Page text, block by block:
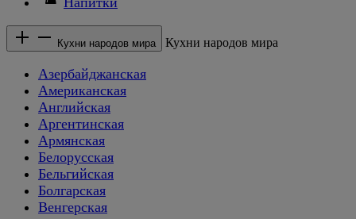
Кухни народов мира Кухни народов мира
Азербайджанская
Американская
Английская
Аргентинская
Армянская
Белорусская
Бельгийская
Болгарская
Венгерская